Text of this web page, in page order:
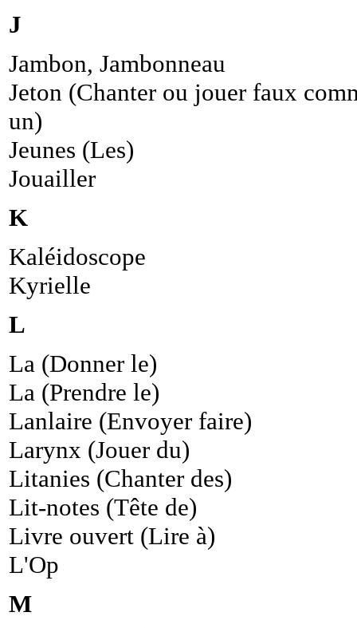
J
Jambon, Jambonneau
Jeton (Chanter ou jouer faux
un)
Jeunes (Les)
Jouailler
K
Kaléidoscope
Kyrielle
L
La (Donner le)
La (Prendre le)
Lanlaire (Envoyer faire)
Larynx (Jouer du)
Litanies (Chanter des)
Lit-notes (Tête de)
Livre ouvert (Lire à)
L'Op
M